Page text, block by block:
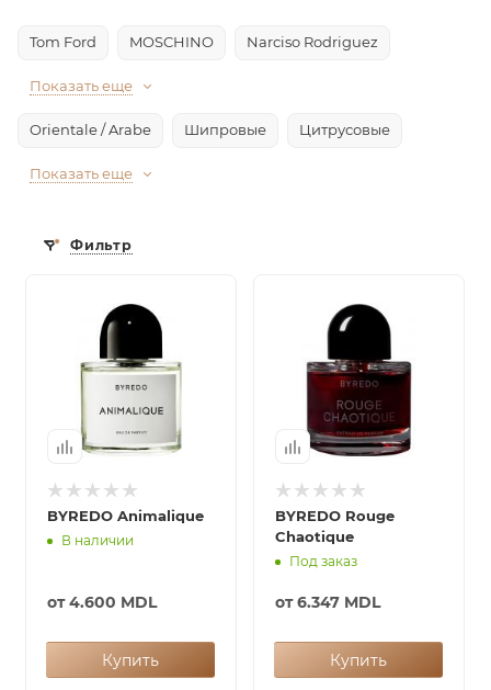
Tom Ford MOSCHINO Narciso Rodriguez
Показать еще
Orientale / Arabe Шипровые Цитрусовые
Показать еще
Фильтр
BYREDO Animalique
В наличии
от4.600 MDL
Купить
BYREDO Rouge
Chaotique
Под заказ
от6.347 MDL
Купить